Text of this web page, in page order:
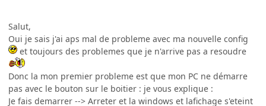
Salut,
Oui je sais j'ai aps mal de probleme avec ma nouvelle config
et toujours des problemes que je n'arrive pas a resoudre
Donc la mon premier probleme est que mon PC ne démarre
pas avec le bouton sur le boitier : je vous explique :
Je fais demarrer --> Arreter et la windows et lafichage s'eteint